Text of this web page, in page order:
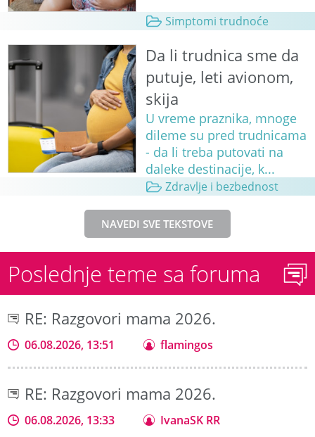
Simptomi trudnoće
Da li trudnica sme da
putuje, leti avionom,
skija
U vreme praznika, mnoge
dileme su pred trudnicama
- da li treba putovati na
daleke destinacije, k...
Zdravlje i bezbednost
NAVEDI SVE TEKSTOVE
Poslednje teme sa foruma
RE: Razgovori mama 2026.
06.08.2026, 13:51 flamingos
RE: Razgovori mama 2026.
06.08.2026, 13:33 IvanaSK RR